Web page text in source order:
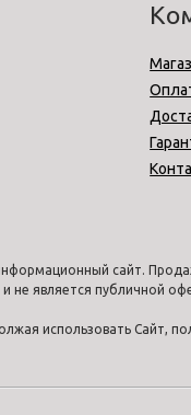
сайт.
не является публичной
использовать Сайт,